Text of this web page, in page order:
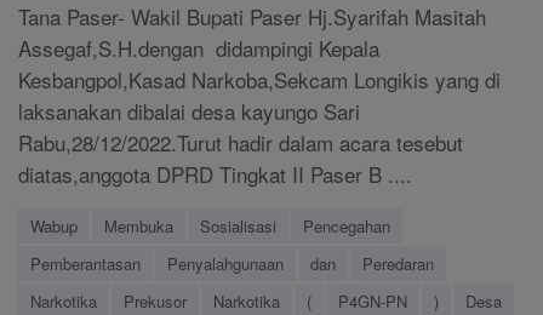
Tana Paser- Wakil Bupati Paser Hj.Syarifah Masitah
Assegaf,S.H.dengan didampingi Kepala
Kesbangpol,Kasad Narkoba,Sekcam Longikis yang di
laksanakan dibalai desa kayungo Sari
Rabu,28/12/2022.Turut hadir dalam acara tesebut
diatas,anggota DPRD Tingkat II Paser B ....
Wabup Membuka Sosialisasi
Pencegahan
Pemberantasan
Penyalahgunaan dan
Peredaran
Narkotika
Prekusor Narkotika ( P4GN-PN )
Desa